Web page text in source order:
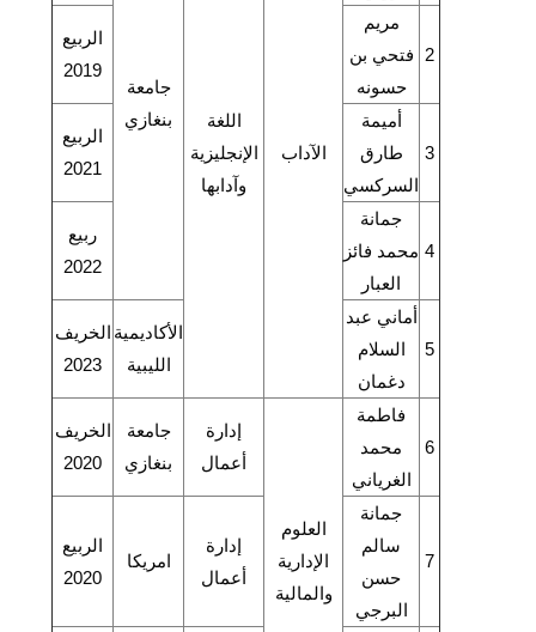
الآداب
اللغة
الإنجليزية
وآدابها
جامعة
بنغازي
2
مريم
فتحي بن
حسونه
الربيع
2019
3
أميمة
طارق
السركسي
الربيع
2021
4
جمانة
محمد فائز
العبار
ربيع
2022
5
أماني عبد
السلام
دغمان
الأكاديمية
الليبية
الخريف
2023
6
فاطمة
محمد
الغرياني
العلوم
الإدارية
والمالية
إدارة
أعمال
جامعة
بنغازي
الخريف
2020
7
جمانة
سالم
حسن
البرجي
إدارة
أعمال
امريكا
الربيع
2020